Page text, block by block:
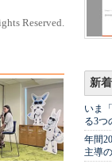
Reserved.
新
いま
る3つ
年間
主導